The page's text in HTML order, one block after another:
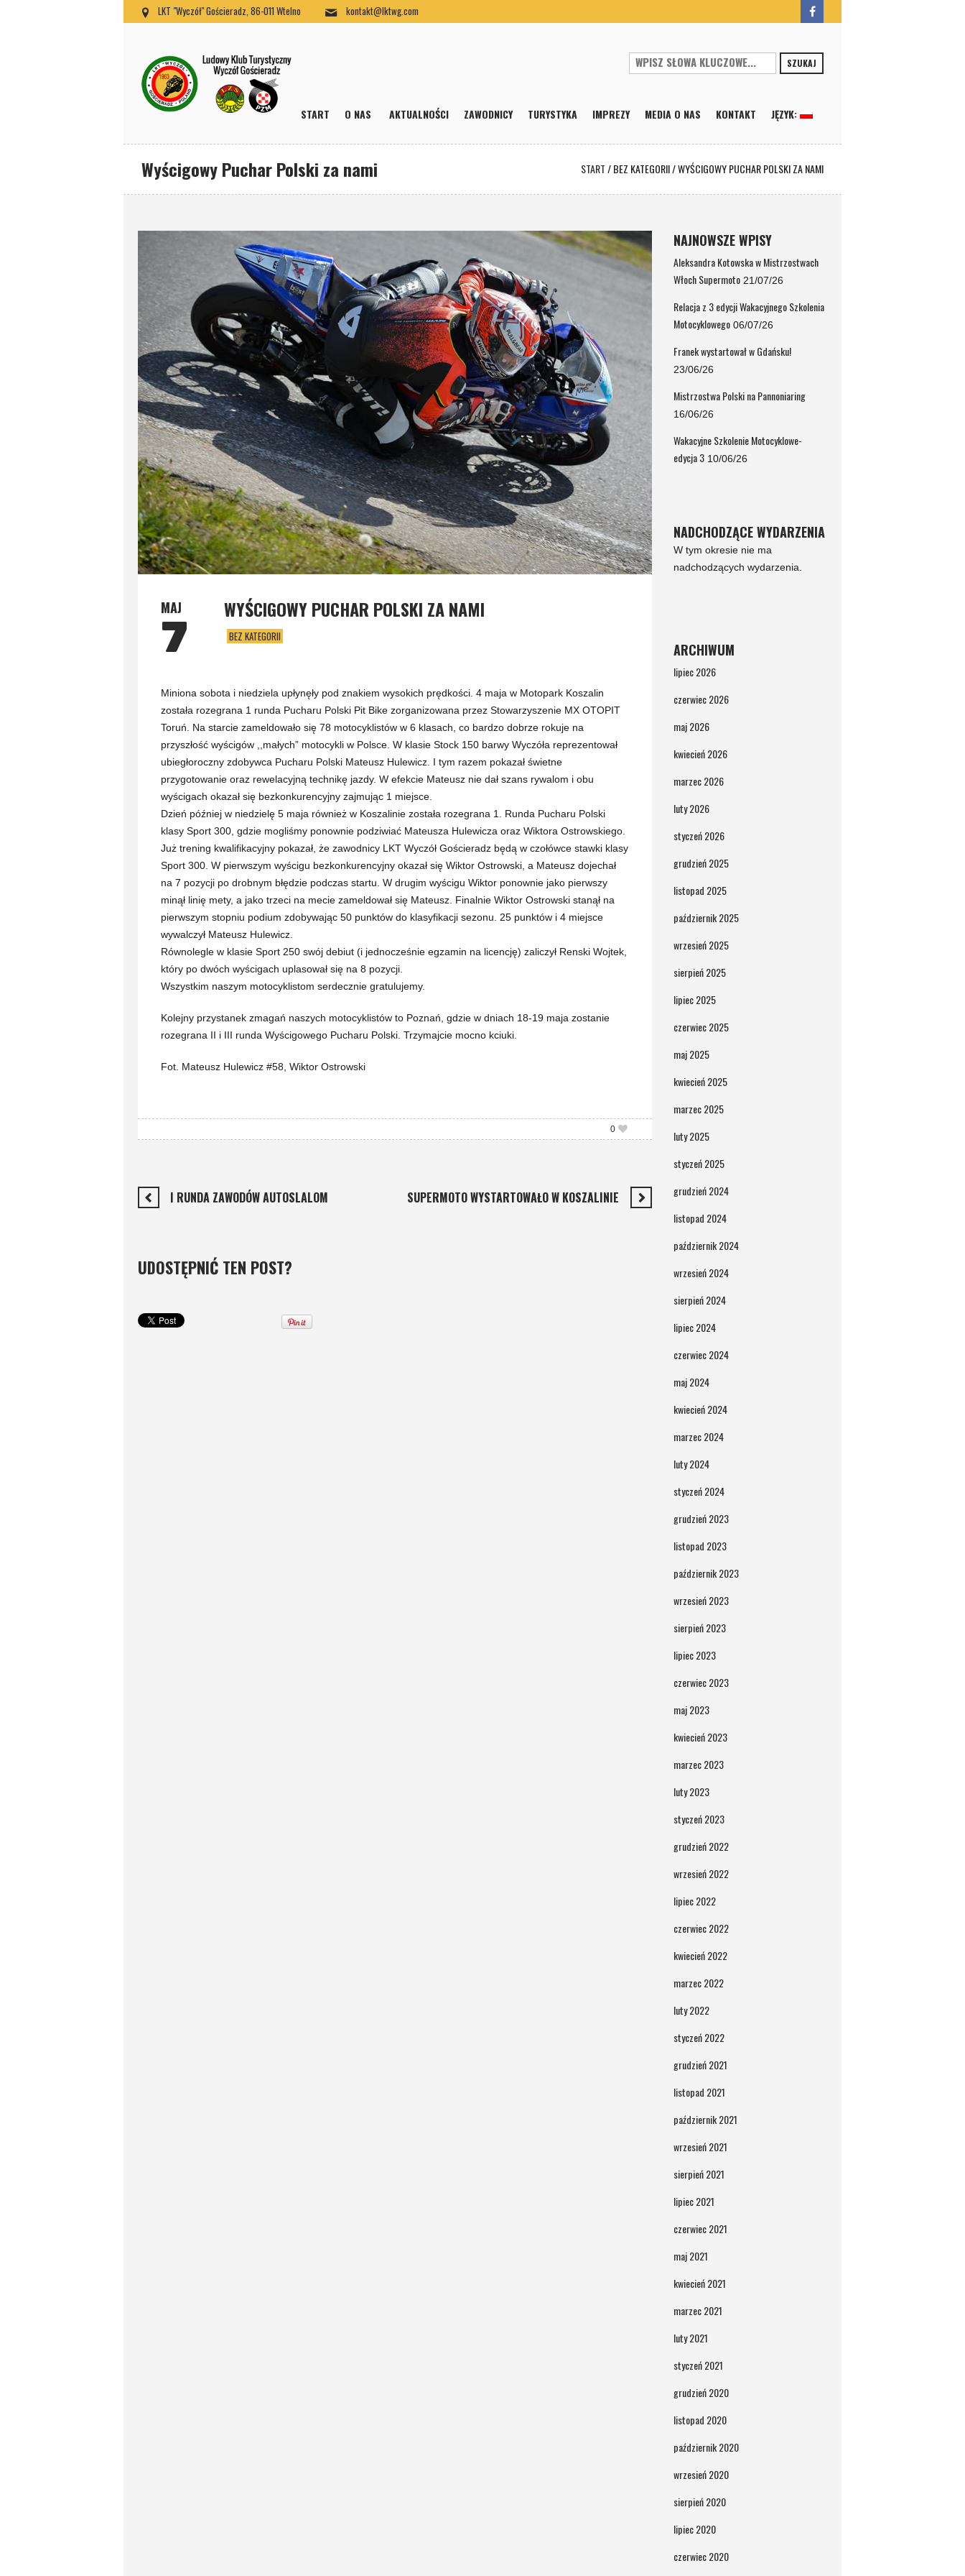
LKT "Wyczół" Gościeradz, 86-011 Wtelno kontakt@lktwg.com
SZUKAJ
START O NAS AKTUALNOŚCI ZAWODNICY TURYSTYKA IMPREZY MEDIA O NAS KONTAKT JĘZYK:
Wyścigowy Puchar Polski za nami START/BEZ KATEGORII/WYŚCIGOWY PUCHAR POLSKI ZA NAMI
MAJ
7
WYŚCIGOWY PUCHAR POLSKI ZA NAMI
BEZ KATEGORII
Miniona sobota i niedziela upłynęły pod znakiem wysokich prędkości. 4 maja w Motopark Koszalin
została rozegrana 1 runda Pucharu Polski Pit Bike zorganizowana przez Stowarzyszenie MX OTOPIT
Toruń. Na starcie zameldowało się 78 motocyklistów w 6 klasach, co bardzo dobrze rokuje na
przyszłość wyścigów ,,małych” motocykli w Polsce. W klasie Stock 150 barwy Wyczóła reprezentował
ubiegłoroczny zdobywca Pucharu Polski Mateusz Hulewicz. I tym razem pokazał świetne
przygotowanie oraz rewelacyjną technikę jazdy. W efekcie Mateusz nie dał szans rywalom i obu
wyścigach okazał się bezkonkurencyjny zajmując 1 miejsce.
Dzień później w niedzielę 5 maja również w Koszalinie została rozegrana 1. Runda Pucharu Polski
klasy Sport 300, gdzie mogliśmy ponownie podziwiać Mateusza Hulewicza oraz Wiktora Ostrowskiego.
Już trening kwalifikacyjny pokazał, że zawodnicy LKT Wyczół Gościeradz będą w czołówce stawki klasy
Sport 300. W pierwszym wyścigu bezkonkurencyjny okazał się Wiktor Ostrowski, a Mateusz dojechał
na 7 pozycji po drobnym błędzie podczas startu. W drugim wyścigu Wiktor ponownie jako pierwszy
minął linię mety, a jako trzeci na mecie zameldował się Mateusz. Finalnie Wiktor Ostrowski stanął na
pierwszym stopniu podium zdobywając 50 punktów do klasyfikacji sezonu. 25 punktów i 4 miejsce
wywalczył Mateusz Hulewicz.
Równolegle w klasie Sport 250 swój debiut (i jednocześnie egzamin na licencję) zaliczył Renski Wojtek,
który po dwóch wyścigach uplasował się na 8 pozycji.
Wszystkim naszym motocyklistom serdecznie gratulujemy.
Kolejny przystanek zmagań naszych motocyklistów to Poznań, gdzie w dniach 18-19 maja zostanie
rozegrana II i III runda Wyścigowego Pucharu Polski. Trzymajcie mocno kciuki.
Fot. Mateusz Hulewicz #58, Wiktor Ostrowski
0
SUPERMOTO WYSTARTOWAŁO W KOSZALINIE
I RUNDA ZAWODÓW AUTOSLALOM
UDOSTĘPNIĆ TEN POST?
NAJNOWSZE WPISY
Aleksandra Kotowska w Mistrzostwach
Włoch Supermoto 21/07/26
Relacja z 3 edycji Wakacyjnego Szkolenia
Motocyklowego 06/07/26
Franek wystartował w Gdańsku!
23/06/26
Mistrzostwa Polski na Pannoniaring
16/06/26
Wakacyjne Szkolenie Motocyklowe-
edycja 3 10/06/26
NADCHODZĄCE WYDARZENIA
W tym okresie nie ma
nadchodzących wydarzenia.
ARCHIWUM
lipiec 2026
czerwiec 2026
maj 2026
kwiecień 2026
marzec 2026
luty 2026
styczeń 2026
grudzień 2025
listopad 2025
październik 2025
wrzesień 2025
sierpień 2025
lipiec 2025
czerwiec 2025
maj 2025
kwiecień 2025
marzec 2025
luty 2025
styczeń 2025
grudzień 2024
listopad 2024
październik 2024
wrzesień 2024
sierpień 2024
lipiec 2024
czerwiec 2024
maj 2024
kwiecień 2024
marzec 2024
luty 2024
styczeń 2024
grudzień 2023
listopad 2023
październik 2023
wrzesień 2023
sierpień 2023
lipiec 2023
czerwiec 2023
maj 2023
kwiecień 2023
marzec 2023
luty 2023
styczeń 2023
grudzień 2022
wrzesień 2022
lipiec 2022
czerwiec 2022
kwiecień 2022
marzec 2022
luty 2022
styczeń 2022
grudzień 2021
listopad 2021
październik 2021
wrzesień 2021
sierpień 2021
lipiec 2021
czerwiec 2021
maj 2021
kwiecień 2021
marzec 2021
luty 2021
styczeń 2021
grudzień 2020
listopad 2020
październik 2020
wrzesień 2020
sierpień 2020
lipiec 2020
czerwiec 2020